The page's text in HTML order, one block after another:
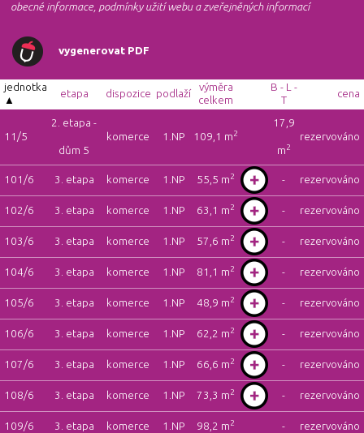
obecné informace, podmínky užití webu a zveřejněných informací
vygenerovat PDF
jednotka
etapa dispozice podlaží
výměra
celkem
B - L -
T
cena
11/5
2. etapa -
dům 5
komerce 1.NP 109,1 m2
17,9
m2
rezervováno
101/6 3. etapa komerce 1.NP 55,5 m2 - rezervováno
102/6 3. etapa komerce 1.NP 63,1 m2 - rezervováno
103/6 3. etapa komerce 1.NP 57,6 m2 - rezervováno
104/6 3. etapa komerce 1.NP 81,1 m2 - rezervováno
105/6 3. etapa komerce 1.NP 48,9 m2 - rezervováno
106/6 3. etapa komerce 1.NP 62,2 m2 - rezervováno
107/6 3. etapa komerce 1.NP 66,6 m2 - rezervováno
108/6 3. etapa komerce 1.NP 73,3 m2 - rezervováno
109/6 3. etapa komerce 1.NP 98,2 m2 - rezervováno